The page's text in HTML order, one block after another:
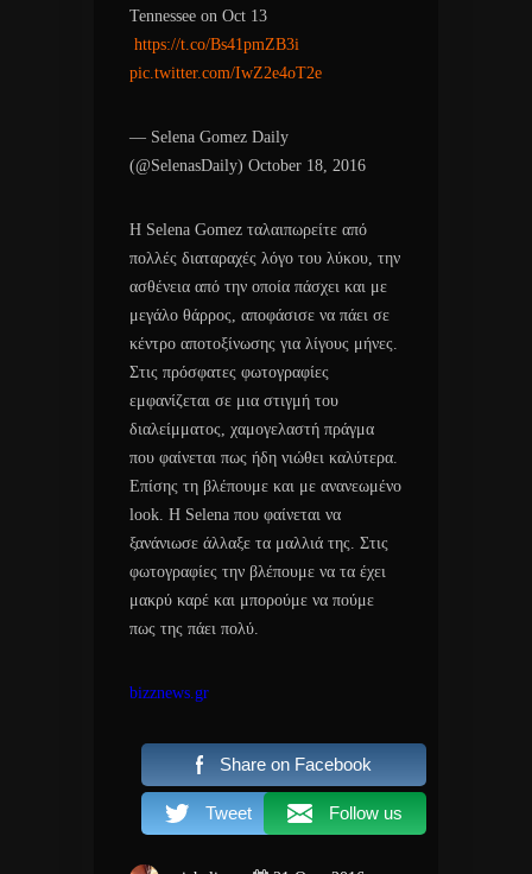
Tennessee on Oct 13
https://t.co/Bs41pmZB3i
pic.twitter.com/IwZ2e4oT2e
— Selena Gomez Daily
(@SelenasDaily) October 18, 2016
Η Selena Gomez ταλαιπωρείτε από
πολλές διαταραχές λόγο του λύκου, την
ασθένεια από την οποία πάσχει και με
μεγάλο θάρρος, αποφάσισε να πάει σε
κέντρο αποτοξίνωσης για λίγους μήνες.
Στις πρόσφατες φωτογραφίες
εμφανίζεται σε μια στιγμή του
διαλείμματος, χαμογελαστή πράγμα
που φαίνεται πως ήδη νιώθει καλύτερα.
Επίσης τη βλέπουμε και με ανανεωμένο
look. Η Selena που φαίνεται να
ξανάνιωσε άλλαξε τα μαλλιά της. Στις
φωτογραφίες την βλέπουμε να τα έχει
μακρύ καρέ και μπορούμε να πούμε
πως της πάει πολύ.
bizznews.gr
Share on Facebook
Tweet Follow us